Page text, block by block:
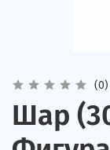
(0)
Шар